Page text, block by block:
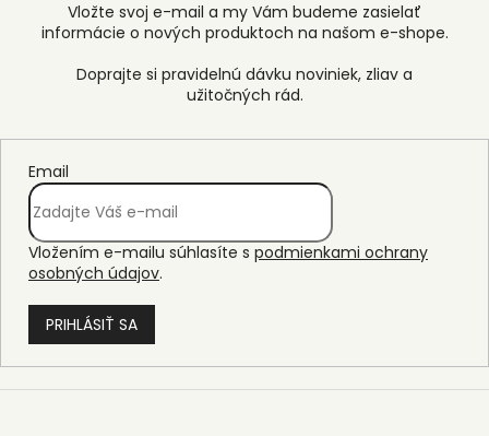
Vložte svoj e-mail a my Vám budeme zasielať
informácie o nových produktoch na našom e-shope.
Email
Vložením e-mailu súhlasíte s podmienkami ochrany
osobných údajov.
PRIHLÁSIŤ SA
Z